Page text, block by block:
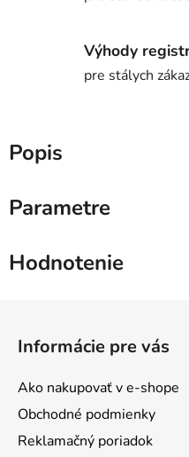
Výhody
pre stálych
Popis
Parametre
Hodnotenie
Informácie pre vás
Ako nakupovať v e-shope
Obchodné podmienky
Reklamačný poriadok